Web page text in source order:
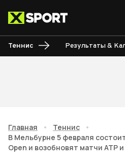
Теннис Результаты &
Главная • Теннис
•
В Мельбурне 5 февраля
Open и возобновят матчи ATP и